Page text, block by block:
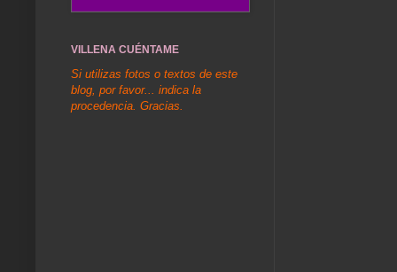
VILLENA CUÉNTAME
Si utilizas fotos o textos de este
blog, por favor... indica la
procedencia. Gracias.